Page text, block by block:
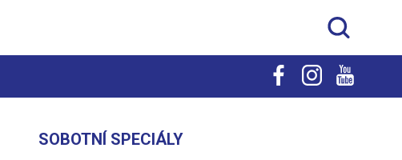
SOBOTNÍ SPECIÁLY